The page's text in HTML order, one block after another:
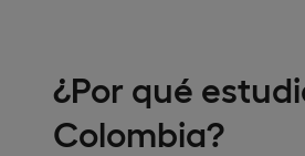
¿Por qué
Colombia?